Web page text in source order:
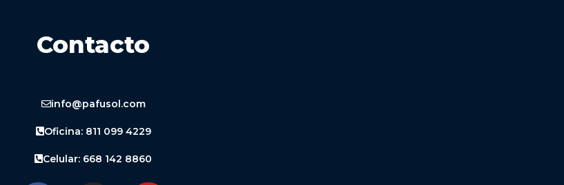
Contacto
info@pafusol.com
Oficina: 811 099 4229
Celular: 668 142 8860